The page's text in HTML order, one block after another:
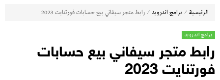
الرئيسية ⁄ برامج اندرويد ⁄ رابط متجر سيفاني بيع حسابات فورتنايت 2023
برامج اندرويد
رابط متجر سيفاني بيع حسابات
فورتنايت 2023